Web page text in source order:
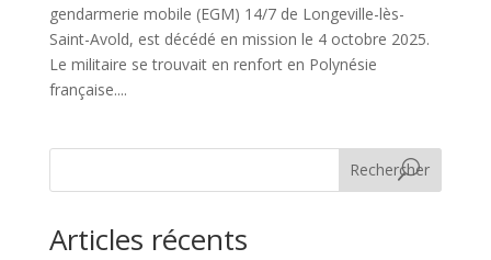
gendarmerie mobile (EGM) 14/7 de Longeville-lès-
Saint-Avold, est décédé en mission le 4 octobre 2025.
Le militaire se trouvait en renfort en Polynésie
française....
Rechercher
Articles récents